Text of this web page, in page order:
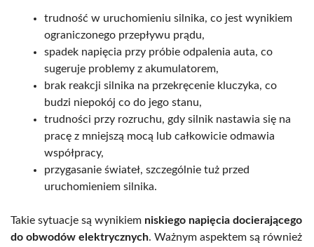
trudność w uruchomieniu silnika, co jest wynikiem
ograniczonego przepływu prądu,
spadek napięcia przy próbie odpalenia auta, co
sugeruje problemy z akumulatorem,
brak reakcji silnika na przekręcenie kluczyka, co
budzi niepokój co do jego stanu,
trudności przy rozruchu, gdy silnik nastawia się na
pracę z mniejszą mocą lub całkowicie odmawia
współpracy,
przygasanie świateł, szczególnie tuż przed
uruchomieniem silnika.
Takie sytuacje są wynikiem niskiego napięcia docierającego
do obwodów elektrycznych. Ważnym aspektem są również